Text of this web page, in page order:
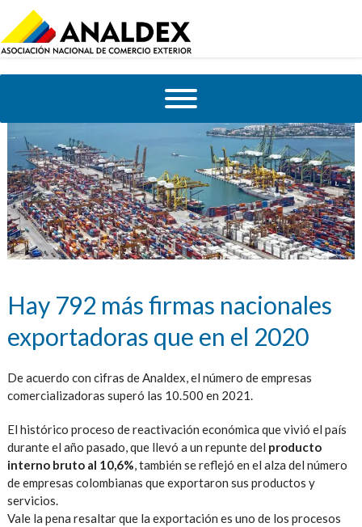
Hay 792 más firmas nacionales
exportadoras que en el 2020
De acuerdo con cifras de Analdex, el número de empresas
comercializadoras superó las 10.500 en 2021.
El histórico proceso de reactivación económica que vivió el país
durante el año pasado, que llevó a un repunte del producto
interno bruto al 10,6%, también se reflejó en el alza del número
de empresas colombianas que exportaron sus productos y
servicios.
Vale la pena resaltar que la exportación es uno de los procesos